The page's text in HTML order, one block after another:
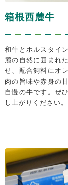
箱根西麓牛
和牛とホルスタイ
麓の自然に囲まれ
せ、配合飼料にオ
肉の旨味や赤身の
自慢の牛です。ぜ
し上がりください。